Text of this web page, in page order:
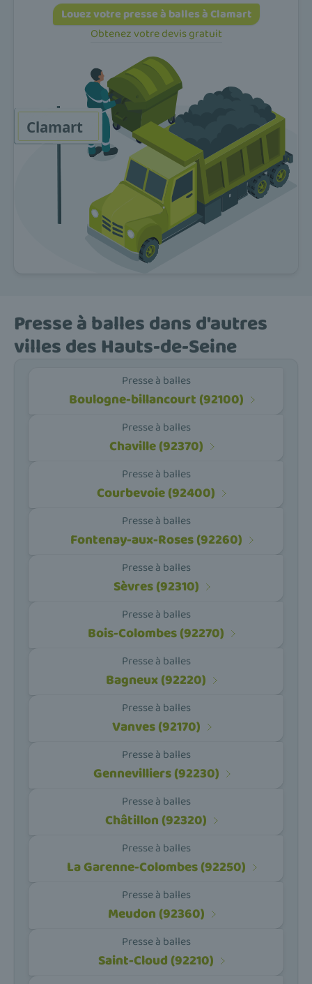
Louez votre presse à balles à Clamart
Obtenez votre devis gratuit
Presse à balles dans d'autres
villes des Hauts-de-Seine
Presse à balles
Boulogne-billancourt (92100)
Presse à balles
Chaville (92370)
Presse à balles
Courbevoie (92400)
Presse à balles
Fontenay-aux-Roses (92260)
Presse à balles
Sèvres (92310)
Presse à balles
Bois-Colombes (92270)
Presse à balles
Bagneux (92220)
Presse à balles
Vanves (92170)
Presse à balles
Gennevilliers (92230)
Presse à balles
Châtillon (92320)
Presse à balles
La Garenne-Colombes (92250)
Presse à balles
Meudon (92360)
Presse à balles
Saint-Cloud (92210)